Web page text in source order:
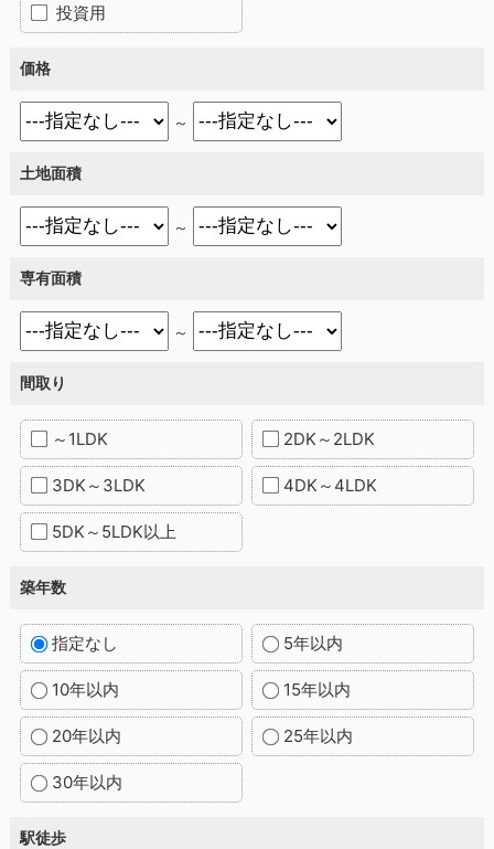
投資用
価格
～
土地面積
～
専有面積
～
間取り
～1LDK 2DK～2LDK
3DK～3LDK 4DK～4LDK
5DK～5LDK以上
築年数
指定なし 5年以内
10年以内 15年以内
20年以内 25年以内
30年以内
駅徒歩